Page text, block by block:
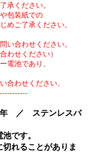
承ください。
包装紙での
めご了承ください。
い合わせください。
わせください）
電池であり、
合わせください。
年 ／ ステンレスバ
示
です。
れることがありま